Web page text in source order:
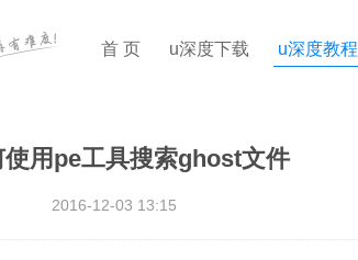
首 页 u深度下载 u深度教程
使用pe工具搜索ghost文件
2016-12-03 13:15